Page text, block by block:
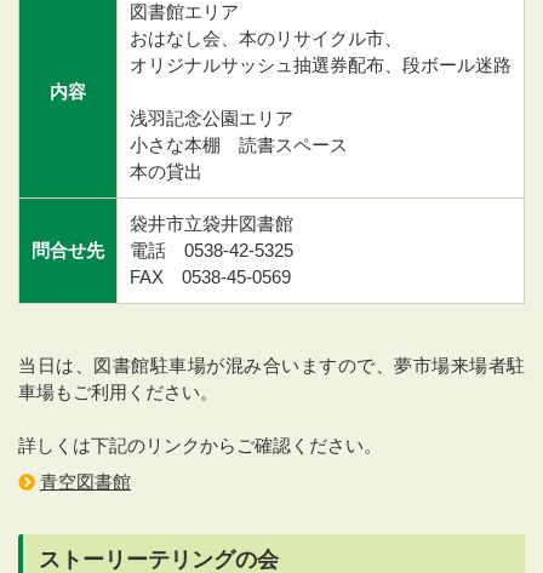
内容
図書館エリア
おはなし会、本のリサイクル市、
オリジナルサッシュ抽選券配布、段ボール迷路
浅羽記念公園エリア
小さな本棚 読書スペース
本の貸出
問合せ先
袋井市立袋井図書館
電話 0538-42-5325
FAX 0538-45-0569
当日は、図書館駐車場が混み合いますので、夢市場来場者駐
車場もご利用ください。
詳しくは下記のリンクからご確認ください。
青空図書館
ストーリーテリングの会